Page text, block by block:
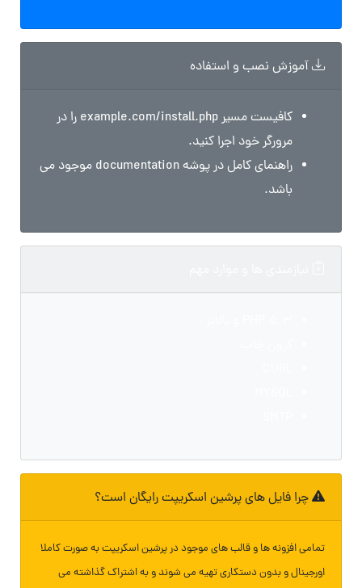
آموزش نصب و استفاده
کافیست مسیر example.com/install.php را در
مرورگر خود اجرا کنید.
راهنمای کامل در پوشه documentation موجود می
باشد.
چرا فایل های پرشین اسکریپت رایگان است؟
تمامی افزونه ها و قالب های موجود در پرشین اسکریپت به صورت کاملا
اورجینال و بدون دستکاری تهیه می شوند و به اشتراک گذاشته می